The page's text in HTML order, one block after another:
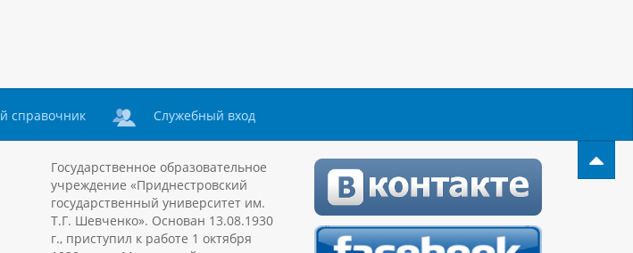
справочник Служебный вход
Государственное образовательное
учреждение «Приднестровский
государственный университет им.
Т.Г. Шевченко». Основан 13.08.1930
г., приступил к работе 1 октября